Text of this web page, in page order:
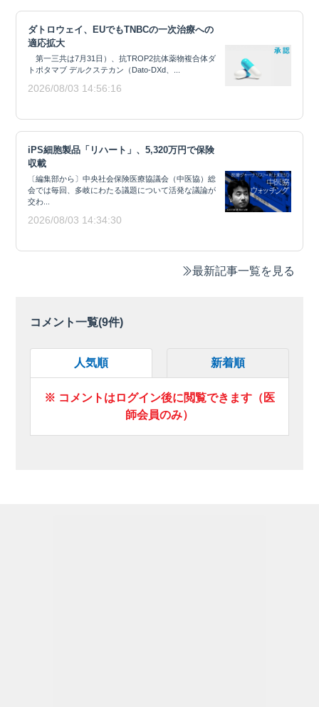
ダトロウェイ、EUでもTNBCの一次治療への
適応拡大
第一三共は7月31日）、抗TROP2抗体薬物複合体ダ
トポタマブ デルクステカン（Dato-DXd、...
2026/08/03 14:56:16
iPS細胞製品「リハート」、5,320万円で保険
収載
〔編集部から〕中央社会保険医療協議会（中医協）総
会では毎回、多岐にわたる議題について活発な議論が
交わ...
2026/08/03 14:34:30
最新記事一覧を見る
コメント一覧(9件)
人気順 新着順
※ コメントはログイン後に閲覧できます（医
師会員のみ）